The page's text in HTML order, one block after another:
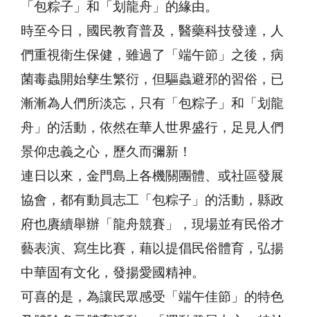
「包粽子」和「划龍舟」的緣由。
時至今日，國民教育普及，醫藥科技發達，人
們重視衛生保健，雖過了「端午節」之後，病
菌毒蟲開始孳生繁衍，但驅蟲避邪的習俗，已
漸漸為人們所淡忘，只有「包粽子」和「划龍
舟」的活動，依然在華人世界盛行，足見人們
景仰忠義之心，歷久而彌新！
連日以來，金門島上各機關團體、或社區發展
協會，都有動員志工「包粽子」的活動，縣政
府也賡續舉辦「龍舟競賽」，現場並有民俗才
藝表演、寫生比賽，藉以提倡民俗體育，弘揚
中華固有文化，發揚愛國精神。
可喜的是，為讓民眾感受「端午佳節」的特色